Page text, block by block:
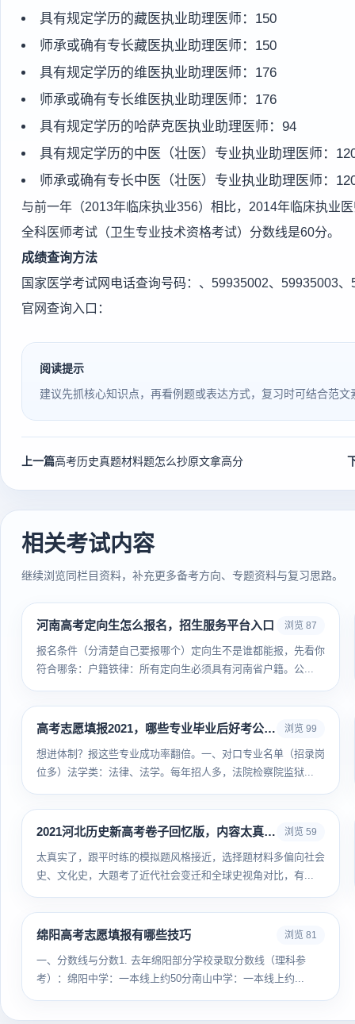
具有规定学历的藏医执业助理医师：150
师承或确有专长藏医执业助理医师：150
具有规定学历的维医执业助理医师：176
师承或确有专长维医执业助理医师：176
具有规定学历的哈萨克医执业助理医师：94
具有规定学历的中医（壮医）专业执业助理医师：
师承或确有专长中医（壮医）专业执业助理医师：
与前一年（2013年临床执业356）相比，2014年临床执业
全科医师考试（卫生专业技术资格考试）分数线是60分。
成绩查询方法
国家医学考试网电话查询号码：、59935002、59935003
官网查询入口：
阅读提示
建议先抓核心知识点，再看例题或表达方式，复习时可结合范
上一篇高考历史真题材料题怎么抄原文拿高分
相关考试内容
继续浏览同栏目资料，补充更多备考方向、专题资料与复习思路。
河南高考定向生怎么报名，招生服务平台入口 浏览 87
报名条件（分清楚自己要报哪个）定向生不是谁都能报，先看你
符合哪条：户籍铁律：所有定向生必须具有河南省户籍。公...
高考志愿填报2021，哪些专业毕业后好考公务员 浏览 99
想进体制？报这些专业成功率翻倍。一、对口专业名单（招录岗
位多）法学类：法律、法学。每年招人多，法院检察院监狱...
2021河北历史新高考卷子回忆版，内容太真实了 浏览 59
太真实了，跟平时练的模拟题风格接近，选择题材料多偏向社会
史、文化史，大题考了近代社会变迁和全球史视角对比，有...
绵阳高考志愿填报有哪些技巧 浏览 81
一、分数线与分数1. 去年绵阳部分学校录取分数线（理科参
考）：绵阳中学：一本线上约50分南山中学：一本线上约...